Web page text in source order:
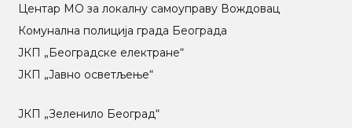
Центар МO за локалну самоуправу Вождовац
Комунална полиција града Београда
ЈКП „Београдске електране“
ЈКП „Јавно осветљење“
ЈКП „Зеленило Београд“